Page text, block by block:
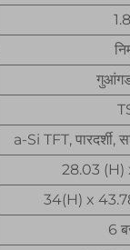
a-Si TFT, पारदर्शी,
28.03 (H)
34(H) x
6